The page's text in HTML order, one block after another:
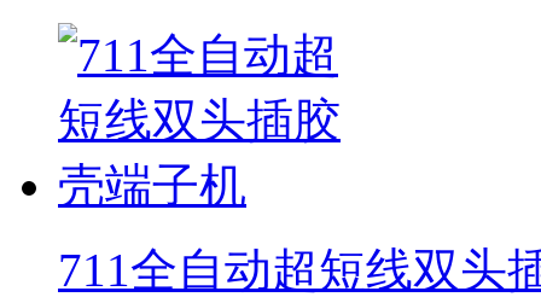
711全自动超短线双头